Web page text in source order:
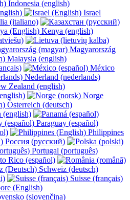
Indonesia (english)
Israel
(italiano)
Kenya (english)
Magyarország
Malaysia (english)
México
Nederland (nederlands)
Zealand (english)
Norge
Österreich (deutsch)
(english)
Paraguay (español)
Philippines
Россия (русский)
Portugal (português)
Rico (español)
Schweiz (deutsch)
Suisse (français)
(English)
(slovenčina)